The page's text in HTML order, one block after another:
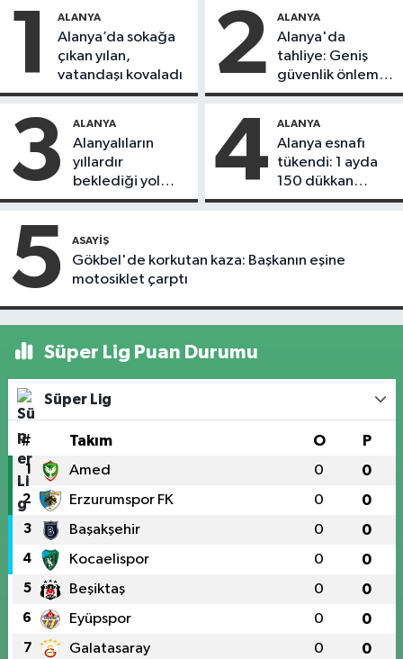
1 ALANYA
Alanya’da sokağa
çıkan yılan,
vatandaşı kovaladı
2 ALANYA
Alanya'da
tahliye: Geniş
güvenlik önlemi
alındı
3 ALANYA
Alanyalıların
yıllardır
beklediği yol
askıdan döndü
4 ALANYA
Alanya esnafı
tükendi: 1 ayda
150 dükkan
kapandı
5 ASAYIŞ
Gökbel'de korkutan kaza: Başkanın eşine
motosiklet çarptı
Süper Lig Puan Durumu
Süper Lig
# Takım O P
1 Amed 0 0
2 Erzurumspor FK 0 0
3 Başakşehir 0 0
4 Kocaelispor 0 0
5 Beşiktaş 0 0
6 Eyüpspor 0 0
7 Galatasaray 0 0